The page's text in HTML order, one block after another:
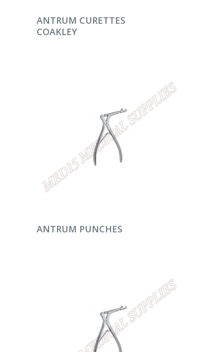
DEVAMINI OKU
ANTRUM CURETTES
COAKLEY
DEVAMINI OKU
ANTRUM PUNCHES